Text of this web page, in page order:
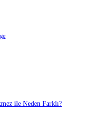
ile Neden Farklı?